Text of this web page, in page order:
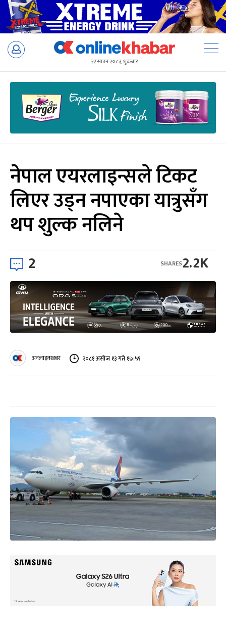
Skip
२२ साउन २०८३, शुक्रबार
नेपाल एयरलाइन्सले टिकट
लिएर उड्न नपाएका यात्रुसँग
थप शुल्क नलिने
2 2.2K
SHARES
अनलाइनखबर २०८१ असोज १३ गते १७:५९